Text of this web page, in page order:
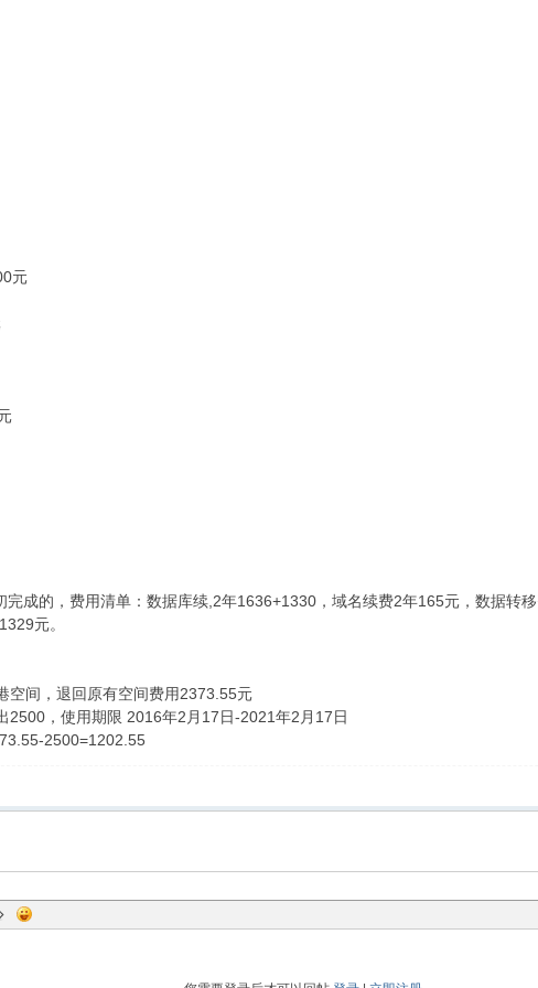
元
完成的，费用清单：数据库续,2年1636+1330，域名续费2年165元，数据转移
元。
空间，退回原有空间费用2373.55元
2500，使用期限 2016年2月17日-2021年2月17日
2500=1202.55